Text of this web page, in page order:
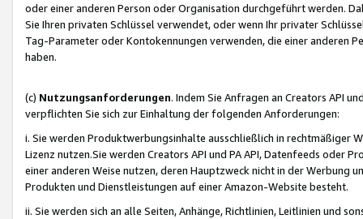
oder einer anderen Person oder Organisation durchgeführt werden.
Sie Ihren privaten Schlüssel verwendet, oder wenn Ihr privater
Tag-Parameter oder Kontokennungen verwenden, die einer anderen
haben.
(c) Nutzungsanforderungen. Indem Sie Anfragen an Creators API
verpflichten Sie sich zur Einhaltung der folgenden Anforderungen:
i. Sie werden Produktwerbungsinhalte ausschließlich in rechtmäßiger
Lizenz nutzen.Sie werden Creators API und PA API, Datenfeeds oder
einer anderen Weise nutzen, deren Hauptzweck nicht in der Werbung
Produkten und Dienstleistungen auf einer Amazon-Website besteht.
ii. Sie werden sich an alle Seiten, Anhänge, Richtlinien, Leitlinien und